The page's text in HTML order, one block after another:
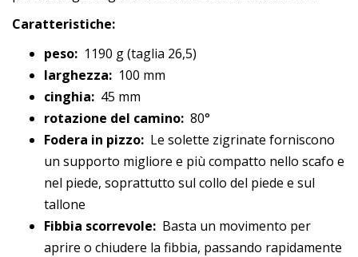
Caratteristiche:
peso: 1190 g (taglia 26,5)
larghezza: 100 mm
cinghia: 45 mm
rotazione del camino: 80°
Fodera in pizzo: Le solette zigrinate forniscono
un supporto migliore e più compatto nello scafo e
nel piede, soprattutto sul collo del piede e sul
tallone
Fibbia scorrevole: Basta un movimento per
aprire o chiudere la fibbia, passando rapidamente